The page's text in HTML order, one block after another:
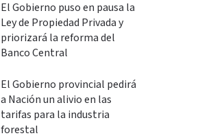
El Gobierno puso en pausa la
Ley de Propiedad Privada y
priorizará la reforma del
Banco Central
El Gobierno provincial pedirá
a Nación un alivio en las
tarifas para la industria
forestal